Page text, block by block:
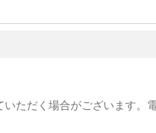
ただく場合がございます。